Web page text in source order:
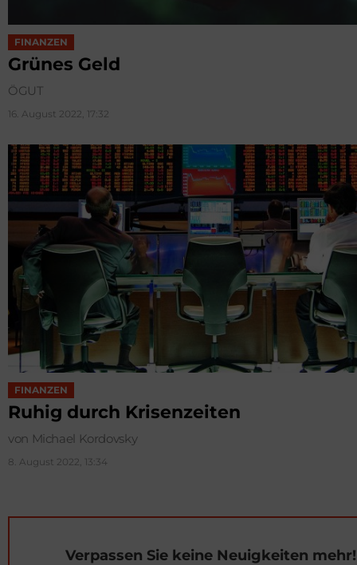
FINANZEN
Grünes Geld
ÖGUT
16. August 2022, 17:32
FINANZEN
Ruhig durch Krisenzeiten
von Michael Kordovsky
8. August 2022, 13:34
Verpassen Sie keine Neuigkeiten mehr!